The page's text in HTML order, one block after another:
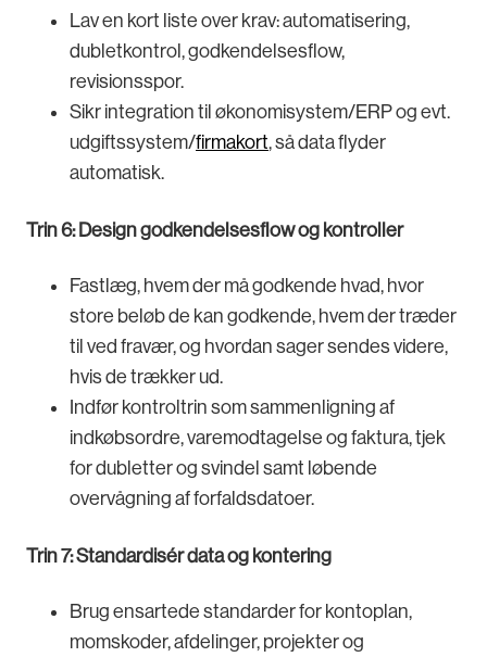
Lav en kort liste over krav: automatisering,
dubletkontrol, godkendelsesflow,
revisionsspor.
Sikr integration til økonomisystem/ERP og evt.
udgiftssystem/firmakort, så data flyder
automatisk.
Trin 6: Design godkendelsesflow og kontroller
Fastlæg, hvem der må godkende hvad, hvor
store beløb de kan godkende, hvem der træder
til ved fravær, og hvordan sager sendes videre,
hvis de trækker ud.
Indfør kontroltrin som sammenligning af
indkøbsordre, varemodtagelse og faktura, tjek
for dubletter og svindel samt løbende
overvågning af forfaldsdatoer.
Trin 7: Standardisér data og kontering
Brug ensartede standarder for kontoplan,
momskoder, afdelinger, projekter og